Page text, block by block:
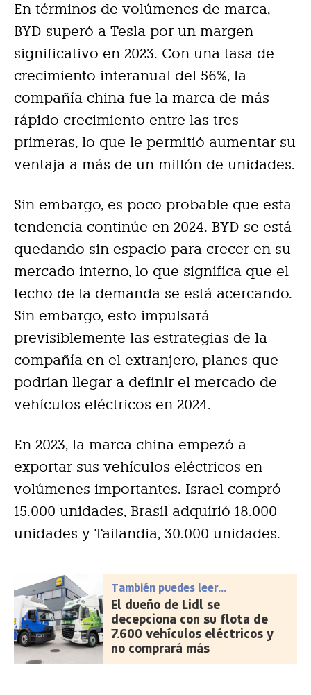
En términos de volúmenes de marca,
BYD superó a Tesla por un margen
significativo en 2023. Con una tasa de
crecimiento interanual del 56%, la
compañía china fue la marca de más
rápido crecimiento entre las tres
primeras, lo que le permitió aumentar su
ventaja a más de un millón de unidades.
Sin embargo, es poco probable que esta
tendencia continúe en 2024. BYD se está
quedando sin espacio para crecer en su
mercado interno, lo que significa que el
techo de la demanda se está acercando.
Sin embargo, esto impulsará
previsiblemente las estrategias de la
compañía en el extranjero, planes que
podrían llegar a definir el mercado de
vehículos eléctricos en 2024.
En 2023, la marca china empezó a
exportar sus vehículos eléctricos en
volúmenes importantes. Israel compró
15.000 unidades, Brasil adquirió 18.000
unidades y Tailandia, 30.000 unidades.
También puedes leer...
El dueño de Lidl se
decepciona con su flota de
7.600 vehículos eléctricos y
no comprará más